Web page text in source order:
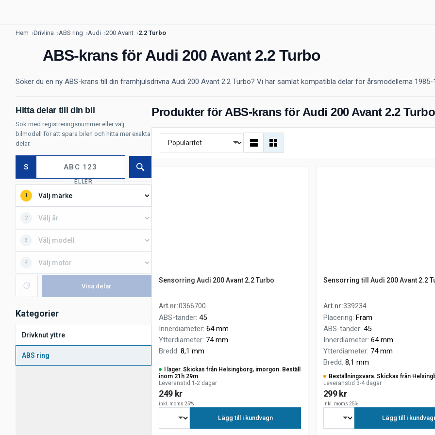
Hem Drivlina ABS ring Audi 200 Avant 2.2 Turbo
ABS-krans för Audi 200 Avant 2.2 Turbo
Söker du en ny ABS-krans till din framhjulsdrivna Audi 200 Avant 2.2 Turbo? Vi har samlat kompatibla delar för årsmodellerna
Hitta delar till din bil
Sök med registreringsnummer eller välj
bilmodell för att spara bilen och hitta mer exakta
delar.
S Sök
ELLER
1
2
3
4
Visa delar
Kategorier
Drivknut yttre
ABS ring
Produkter för ABS-krans för Audi 200 Avant 2.2 Turbo
Sensorring Audi 200 Avant 2.2 Turbo
Art.nr:0366700
ABS-tänder: 45
Innerdiameter: 64 mm
Ytterdiameter: 74 mm
Bredd: 8,1 mm
I lager. Skickas från Helsingborg, imorgon. Beställ
inom 21h 29m
Leveranstid 1-2 dagar
249 kr
inkl. moms 25%
Lägg till i kundvagn
Sensorring till Audi 200 Avant 2.2
Art.nr:339234
Placering: Fram
ABS-tänder: 45
Innerdiameter: 64 mm
Ytterdiameter: 74 mm
Bredd: 8,1 mm
Beställningsvara. Skickas från
Leveranstid 3-4 dagar
299 kr
inkl. moms 25%
Lägg till i